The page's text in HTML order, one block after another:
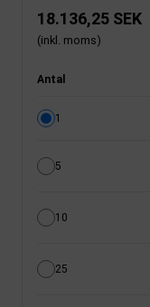
18.136,25 SEK
(inkl. moms)
Antal
1
5
10
25